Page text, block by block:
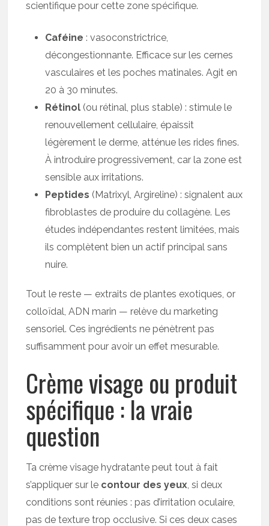
scientifique pour cette zone spécifique.
Caféine : vasoconstrictrice,
décongestionnante. Efficace sur les cernes
vasculaires et les poches matinales. Agit en
20 à 30 minutes.
Rétinol (ou rétinal, plus stable) : stimule le
renouvellement cellulaire, épaissit
légèrement le derme, atténue les rides fines.
À introduire progressivement, car la zone est
sensible aux irritations.
Peptides (Matrixyl, Argireline) : signalent aux
fibroblastes de produire du collagène. Les
études indépendantes restent limitées, mais
ils complètent bien un actif principal sans
nuire.
Tout le reste — extraits de plantes exotiques, or
colloïdal, ADN marin — relève du marketing
sensoriel. Ces ingrédients ne pénètrent pas
suffisamment pour avoir un effet mesurable.
Crème visage ou produit
spécifique : la vraie
question
Ta crème visage hydratante peut tout à fait
s’appliquer sur le contour des yeux, si deux
conditions sont réunies : pas d’irritation oculaire,
pas de texture trop occlusive. Si ces deux cases